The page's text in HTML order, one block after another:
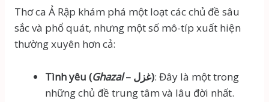
Thơ ca Ả Rập khám phá một loạt các chủ đề sâu
sắc và phổ quát, nhưng một số mô-típ xuất hiện
thường xuyên hơn cả:
Tình yêu (Ghazal – غزل): Đây là một trong
những chủ đề trung tâm và lâu đời nhất.